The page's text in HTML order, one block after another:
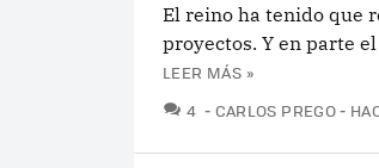
El reino ha tenido que
proyectos. Y en parte
LEER MÁS »
4 COMENTARIOS
CARLOS PREGO